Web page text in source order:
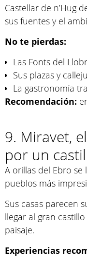
Castellar de n’Hug
sus fuentes y el
No te pierdas:
Las Fonts del
Sus plazas y
La gastronomía
Recomendación:
9. Miravet,
por un
A orillas del Ebro
pueblos más
Sus casas parecen
llegar al gran
paisaje.
Experiencias